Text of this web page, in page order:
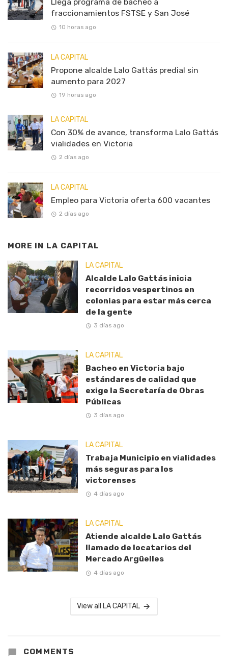
Llega programa de bacheo a
fraccionamientos FSTSE y San José
10 horas ago
LA CAPITAL
Propone alcalde Lalo Gattás predial sin
aumento para 2027
19 horas ago
LA CAPITAL
Con 30% de avance, transforma Lalo Gattás
vialidades en Victoria
2 días ago
LA CAPITAL
Empleo para Victoria oferta 600 vacantes
2 días ago
MORE IN LA CAPITAL
LA CAPITAL
Alcalde Lalo Gattás inicia
recorridos vespertinos en
colonias para estar más cerca
de la gente
3 días ago
LA CAPITAL
Bacheo en Victoria bajo
estándares de calidad que
exige la Secretaría de Obras
Públicas
3 días ago
LA CAPITAL
Trabaja Municipio en vialidades
más seguras para los
victorenses
4 días ago
LA CAPITAL
Atiende alcalde Lalo Gattás
llamado de locatarios del
Mercado Argüelles
4 días ago
View all LA CAPITAL
COMMENTS